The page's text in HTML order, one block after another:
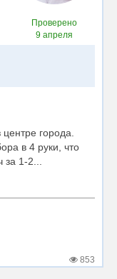
Проверено
9 апреля
города.
в 4 руки, что
1-2...
853